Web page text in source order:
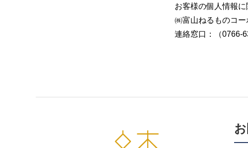
お客様の個人情報
㈱富山ねるものコ
連絡窓口：（0766-